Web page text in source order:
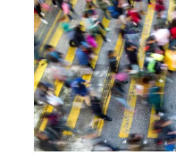
nazwę.
Przewodnik
Brandingowy.